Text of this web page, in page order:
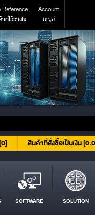
Reference
ที่ไว้วางใจ
Account
บัญชี
สินค้าที่สั่งซื้อเป็นเงิน
SOFTWARE SOLUTION